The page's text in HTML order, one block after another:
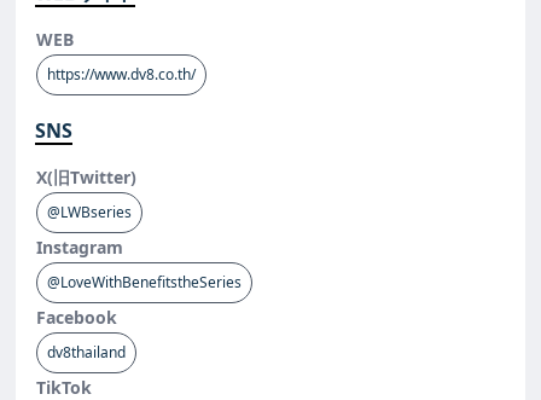
WEB
https://www.dv8.co.th/
SNS
X(旧Twitter)
@LWBseries
Instagram
@LoveWithBenefitstheSeries
Facebook
dv8thailand
TikTok